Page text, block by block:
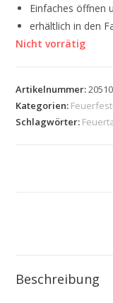
Einfaches öffnen
erhältlich in den
Nicht vorrätig
Artikelnummer:
Kategorien:
Schlagwörter:
Beschreibung